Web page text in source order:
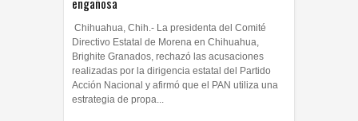
Chihuahua, Chih.- La presidenta del Comité
Directivo Estatal de Morena en Chihuahua,
Brighite Granados, rechazó las acusaciones
realizadas por la dirigencia estatal del Partido
Acción Nacional y afirmó que el PAN utiliza una
estrategia de propa...